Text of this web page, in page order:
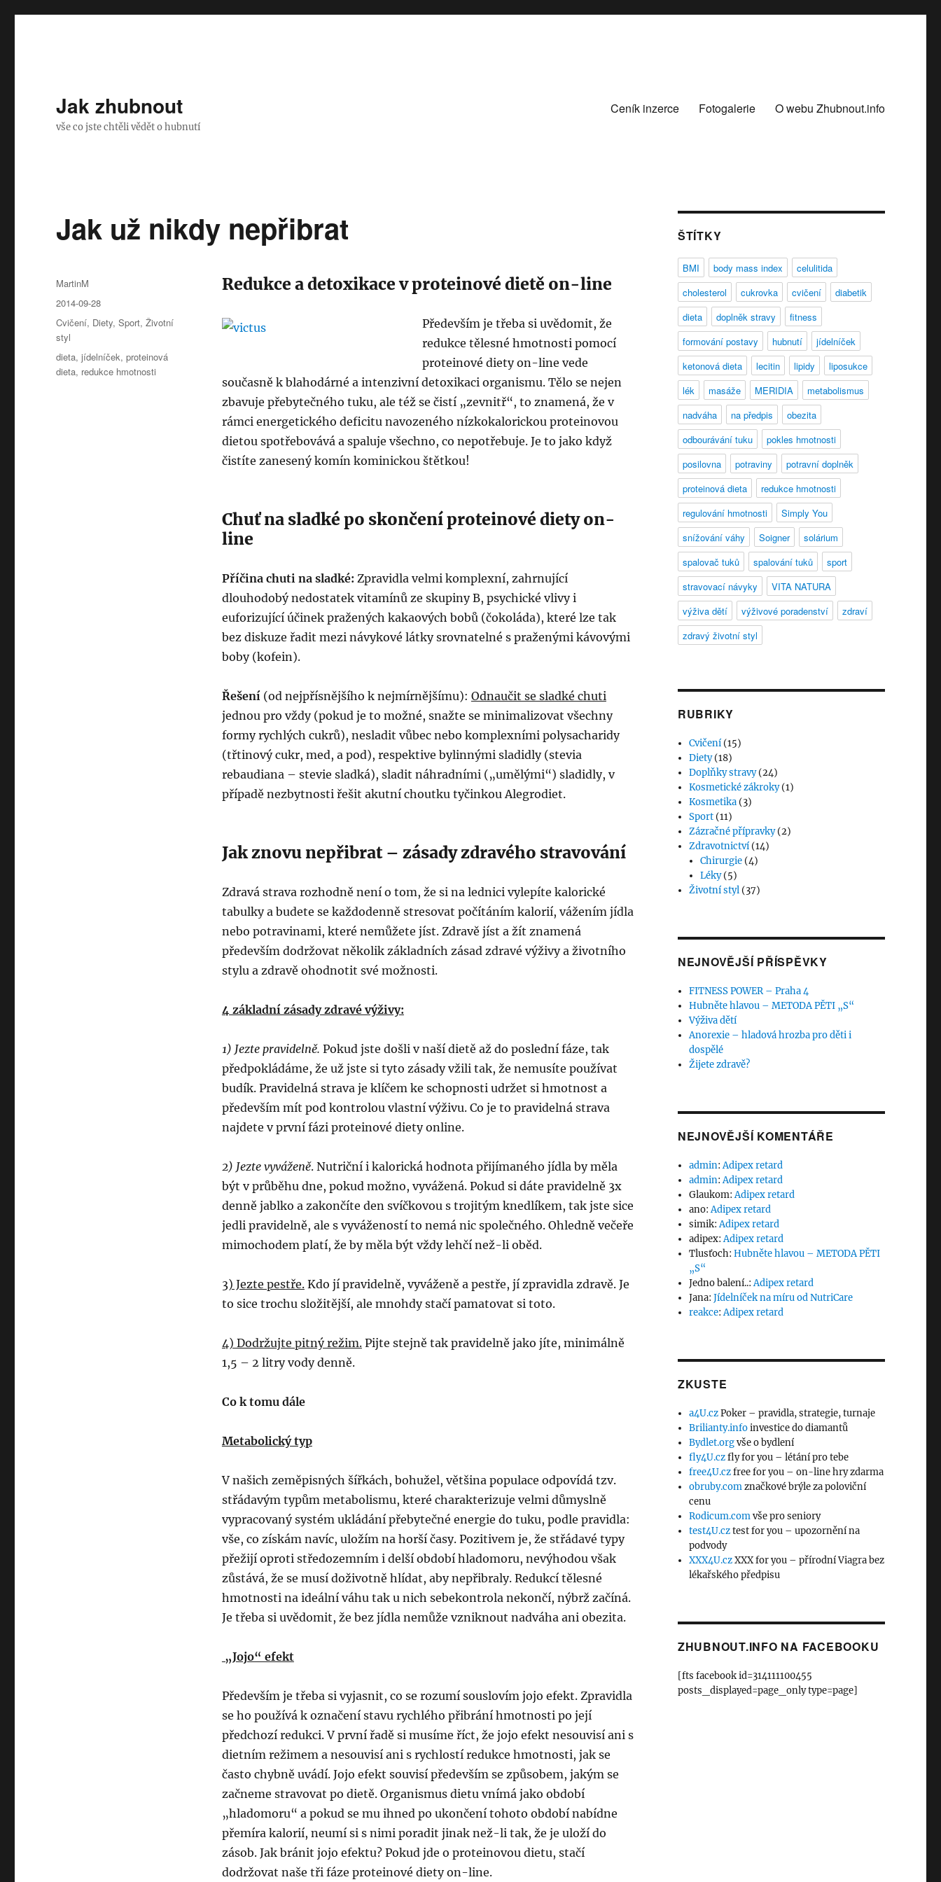
Jak zhubnout
vše co jste chtěli vědět o hubnutí
Ceník inzerce Fotogalerie O webu Zhubnout.info
Jak už nikdy nepřibrat
Redukce a detoxikace v proteinové dietě on-line
Především je třeba si uvědomit, že
redukce tělesné hmotnosti pomocí
proteinové diety on-line vede
současně k blahodárné a intenzivní detoxikaci organismu. Tělo se nejen
zbavuje přebytečného tuku, ale též se čistí „zevnitř“, to znamená, že v
rámci energetického deficitu navozeného nízkokalorickou proteinovou
dietou spotřebovává a spaluje všechno, co nepotřebuje. Je to jako když
čistíte zanesený komín kominickou štětkou!
Chuť na sladké po skončení proteinové diety on-
line
Příčina chuti na sladké: Zpravidla velmi komplexní, zahrnující
dlouhodobý nedostatek vitamínů ze skupiny B, psychické vlivy i
euforizující účinek pražených kakaových bobů (čokoláda), které lze tak
bez diskuze řadit mezi návykové látky srovnatelné s praženými kávovými
boby (kofein).
Řešení (od nejpřísnějšího k nejmírnějšímu): Odnaučit se sladké chuti
jednou pro vždy (pokud je to možné, snažte se minimalizovat všechny
formy rychlých cukrů), nesladit vůbec nebo komplexními polysacharidy
(třtinový cukr, med, a pod), respektive bylinnými sladidly (stevia
rebaudiana – stevie sladká), sladit náhradními („umělými“) sladidly, v
případě nezbytnosti řešit akutní choutku tyčinkou Alegrodiet.
Jak znovu nepřibrat – zásady zdravého stravování
Zdravá strava rozhodně není o tom, že si na lednici vylepíte kalorické
tabulky a budete se každodenně stresovat počítáním kalorií, vážením jídla
nebo potravinami, které nemůžete jíst. Zdravě jíst a žít znamená
především dodržovat několik základních zásad zdravé výživy a životního
stylu a zdravě ohodnotit své možnosti.
4 základní zásady zdravé výživy:
1) Jezte pravidelně. Pokud jste došli v naší dietě až do poslední fáze, tak
předpokládáme, že už jste si tyto zásady vžili tak, že nemusíte používat
budík. Pravidelná strava je klíčem ke schopnosti udržet si hmotnost a
především mít pod kontrolou vlastní výživu. Co je to pravidelná strava
najdete v první fázi proteinové diety online.
2) Jezte vyváženě. Nutriční i kalorická hodnota přijímaného jídla by měla
být v průběhu dne, pokud možno, vyvážená. Pokud si dáte pravidelně 3x
denně jablko a zakončíte den svíčkovou s trojitým knedlíkem, tak jste sice
jedli pravidelně, ale s vyvážeností to nemá nic společného. Ohledně večeře
mimochodem platí, že by měla být vždy lehčí než-li oběd.
3) Jezte pestře.Kdo jí pravidelně, vyváženě a pestře, jí zpravidla zdravě. Je
to sice trochu složitější, ale mnohdy stačí pamatovat si toto.
4) Dodržujte pitný režim.Pijte stejně tak pravidelně jako jíte, minimálně
1,5 – 2 litry vody denně.
Co k tomu dále
Metabolický typ
V našich zeměpisných šířkách, bohužel, většina populace odpovídá tzv.
střádavým typům metabolismu, které charakterizuje velmi důmyslně
vypracovaný systém ukládání přebytečné energie do tuku, podle pravidla:
vše, co získám navíc, uložím na horší časy. Pozitivem je, že střádavé typy
přežijí oproti středozemním i delší období hladomoru, nevýhodou však
zůstává, že se musí doživotně hlídat, aby nepřibraly. Redukcí tělesné
hmotnosti na ideální váhu tak u nich sebekontrola nekončí, nýbrž začíná.
Je třeba si uvědomit, že bez jídla nemůže vzniknout nadváha ani obezita.
„Jojo“ efekt
Především je třeba si vyjasnit, co se rozumí souslovím jojo efekt. Zpravidla
se ho používá k označení stavu rychlého přibrání hmotnosti po její
předchozí redukci. V první řadě si musíme říct, že jojo efekt nesouvisí ani s
dietním režimem a nesouvisí ani s rychlostí redukce hmotnosti, jak se
často chybně uvádí. Jojo efekt souvisí především se způsobem, jakým se
začneme stravovat po dietě. Organismus dietu vnímá jako období
„hladomoru“ a pokud se mu ihned po ukončení tohoto období nabídne
přemíra kalorií, neumí si s nimi poradit jinak než-li tak, že je uloží do
zásob. Jak bránit jojo efektu? Pokud jde o proteinovou dietu, stačí
dodržovat naše tři fáze proteinové diety on-line.
Autor:
MartinM
Publikováno:
2014-09-28
Rubriky:
Cvičení, Diety,Sport,Životní
styl
Štítky:
dieta,jídelníček,proteinová
dieta, redukce hmotnosti
ŠTÍTKY
BMI body mass index
celulitida
cholesterol
cukrovka cvičení
diabetik
dieta
doplněk stravy
fitness
formování postavy
hubnutí
jídelníček
ketonová dieta
lecitin lipidy
liposukce
lék
masáže MERIDIA
metabolismus
nadváha
na předpis
obezita
odbourávání tuku
pokles hmotnosti
posilovna
potraviny
potravní doplněk
proteinová dieta
redukce hmotnosti
regulování hmotnosti
Simply You
snížování váhy
Soigner
solárium
spalovač tuků
spalování tuků
sport
stravovací návyky
VITA NATURA
výživa dětí
výživové poradenství
zdraví
zdravý životní styl
RUBRIKY
Cvičení (15)
Diety(18)
Doplňky stravy(24)
Kosmetické zákroky(1)
Kosmetika (3)
Sport (11)
Zázračné přípravky(2)
Zdravotnictví (14)
Chirurgie (4)
Léky(5)
Životní styl (37)
NEJNOVĚJŠÍ PŘÍSPĚVKY
FITNESS POWER – Praha 4
Hubněte hlavou – METODA PĚTI „S“
Výživa dětí
Anorexie – hladová hrozba pro děti i
dospělé
Žijete zdravě?
NEJNOVĚJŠÍ KOMENTÁŘE
admin:Adipex retard
admin:Adipex retard
Glaukom:Adipex retard
ano:Adipex retard
simik:Adipex retard
adipex:Adipex retard
Tlusťoch:Hubněte hlavou – METODA PĚTI
„S“
Jedno balení..:Adipex retard
Jana:Jídelníček na míru od NutriCare
reakce:Adipex retard
ZKUSTE
a4U.czPoker – pravidla, strategie, turnaje
Brilianty.infoinvestice do diamantů
Bydlet.orgvše o bydlení
fly4U.czfly for you – létání pro tebe
free4U.czfree for you – on-line hry zdarma
obruby.comznačkové brýle za poloviční
cenu
Rodicum.comvše pro seniory
test4U.cztest for you – upozornění na
podvody
XXX4U.czXXX for you – přírodní Viagra bez
lékařského předpisu
ZHUBNOUT.INFO NA FACEBOOKU
[fts facebook id=314111100455
posts_displayed=page_only type=page]